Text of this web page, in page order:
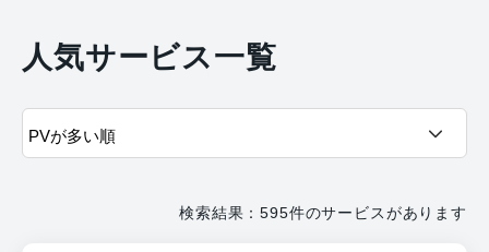
人気サービス一覧
検索結果：595件のサービスがあります